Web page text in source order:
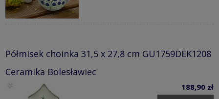
Półmisek choinka 31,5 x 27,8 cm GU1759DEK1208
Ceramika Bolesławiec
188,90 zł